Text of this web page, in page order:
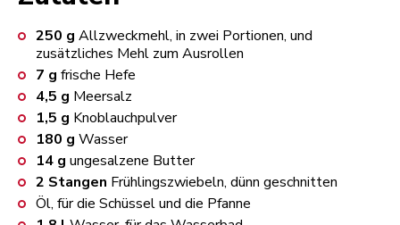
250 g Allzweckmehl, in zwei Portionen, und
zusätzliches Mehl zum Ausrollen
7 g frische Hefe
4,5 g Meersalz
1,5 g Knoblauchpulver
180 g Wasser
14 g ungesalzene Butter
2 Stangen Frühlingszwiebeln, dünn geschnitten
Öl, für die Schüssel und die Pfanne